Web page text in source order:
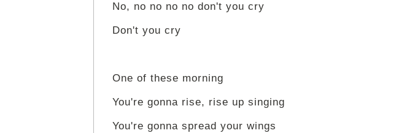
No, no no no no don't you cry
Don't you cry
One of these morning
You're gonna rise, rise up singing
You're gonna spread your wings